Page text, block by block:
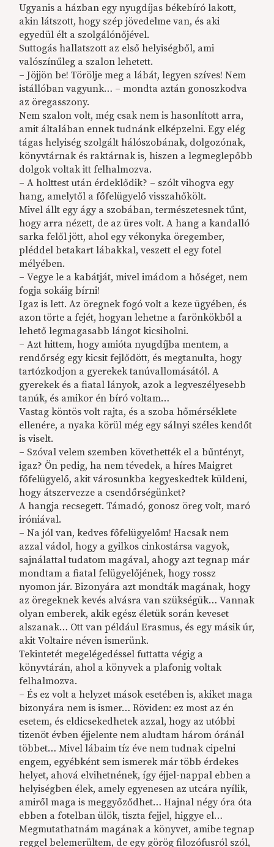
Ugyanis a házban egy nyugdíjas békebíró lakott,
akin látszott, hogy szép jövedelme van, és aki
egyedül élt a szolgálónőjével.
Suttogás hallatszott az első helyiségből, ami
valószínűleg a szalon lehetett.
– Jöjjön be! Törölje meg a lábát, legyen szíves! Nem
istállóban vagyunk… – mondta aztán gonoszkodva
az öregasszony.
Nem szalon volt, még csak nem is hasonlított arra,
amit általában ennek tudnánk elképzelni. Egy elég
tágas helyiség szolgált hálószobának, dolgozónak,
könyvtárnak és raktárnak is, hiszen a legmeglepőbb
dolgok voltak itt felhalmozva.
– A holttest után érdeklődik? – szólt vihogva egy
hang, amelytől a főfelügyelő visszahőkölt.
Mivel állt egy ágy a szobában, természetesnek tűnt,
hogy arra nézett, de az üres volt. A hang a kandalló
sarka felől jött, ahol egy vékonyka öregember,
pléddel betakart lábakkal, veszett el egy fotel
mélyében.
– Vegye le a kabátját, mivel imádom a hőséget, nem
fogja sokáig bírni!
Igaz is lett. Az öregnek fogó volt a keze ügyében, és
azon törte a fejét, hogyan lehetne a farönkökből a
lehető legmagasabb lángot kicsiholni.
– Azt hittem, hogy amióta nyugdíjba mentem, a
rendőrség egy kicsit fejlődött, és megtanulta, hogy
tartózkodjon a gyerekek tanúvallomásától. A
gyerekek és a fiatal lányok, azok a legveszélyesebb
tanúk, és amikor én bíró voltam…
Vastag köntös volt rajta, és a szoba hőmérséklete
ellenére, a nyaka körül még egy sálnyi széles kendőt
is viselt.
– Szóval velem szemben követhették el a bűntényt,
igaz? Ön pedig, ha nem tévedek, a híres Maigret
főfelügyelő, akit városunkba kegyeskedtek küldeni,
hogy átszervezze a csendőrségünket?
A hangja recsegett. Támadó, gonosz öreg volt, maró
iróniával.
– Na jól van, kedves főfelügyelőm! Hacsak nem
azzal vádol, hogy a gyilkos cinkostársa vagyok,
sajnálattal tudatom magával, ahogy azt tegnap már
mondtam a fiatal felügyelőjének, hogy rossz
nyomon jár. Bizonyára azt mondták magának, hogy
az öregeknek kevés alvásra van szükségük… Vannak
olyan emberek, akik egész életük során keveset
alszanak… Ott van például Erasmus, és egy másik úr,
akit Voltaire néven ismerünk.
Tekintetét megelégedéssel futtatta végig a
könyvtárán, ahol a könyvek a plafonig voltak
felhalmozva.
– És ez volt a helyzet mások esetében is, akiket maga
bizonyára nem is ismer… Röviden: ez most az én
esetem, és eldicsekedhetek azzal, hogy az utóbbi
tizenöt évben éjjelente nem aludtam három óránál
többet… Mivel lábaim tíz éve nem tudnak cipelni
engem, egyébként sem ismerek már több érdekes
helyet, ahová elvihetnének, így éjjel-nappal ebben a
helyiségben élek, amely egyenesen az utcára nyílik,
amiről maga is meggyőződhet… Hajnal négy óra óta
ebben a fotelban ülök, tiszta fejjel, higgye el…
Megmutathatnám magának a könyvet, amibe tegnap
reggel belemerültem, de egy görög filozófusról szól,